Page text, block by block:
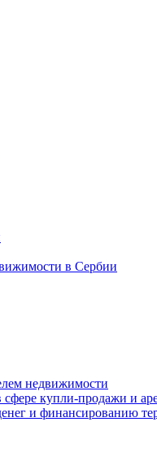
в Сербии
недвижимости
сфере купли-продажи и
и финансированию